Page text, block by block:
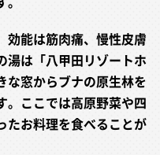
効能は筋肉痛、慢性皮膚
湯は「八甲田リゾートホ
な窓からブナの原生林を
。ここでは高原野菜や四
たお料理を食べることが